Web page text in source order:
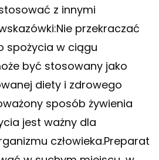
z innymi
przekraczać
spożycia w ciągu
być stosowany jako
diety i zdrowego
sposób żywienia
jest ważny dla
człowieka.Preparat